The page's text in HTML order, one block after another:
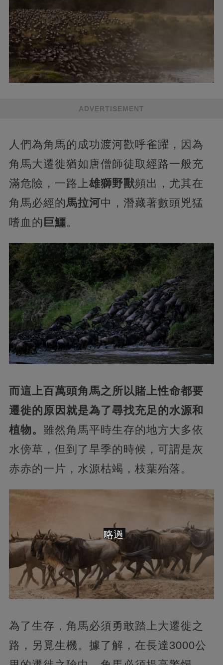
ADVERTISEMENT
人們為角馬的成功渡河歡呼雀躍，因為
角馬大遷徙猶如唐僧師徒取經路一般充
滿危險，一路上雄獅野獸頻出，尤其在
角馬必經的馬拉河中，潛藏著數頭兇猛
嗜血的 巨鱷。
而這上百萬頭角馬之所以賭上性命都要
遷徙的原因就是為了尋找充足的水源和
植物。 雖然角馬平時生存的地方大多依
水傍草，但到了旱季的時候，可謂是灰
赤赤的一片，水源枯竭，枝葉殆落。
為了生存，角馬必須勇敢踏上大遷徙之
路，另覓生機。據了解，在長達3000公
略過